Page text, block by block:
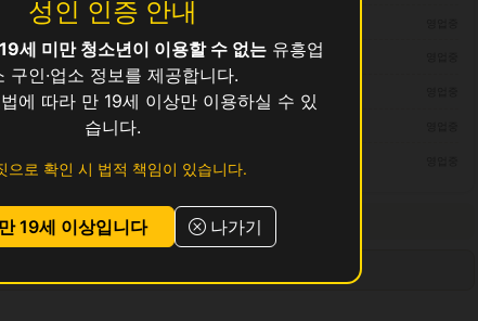
성인 인증 안내
19세 미만 청소년이 이용할 수 없는 유흥업
구인·업소 정보를 제공합니다.
에 따라 만 19세 이상만 이용하실 수 있
습니다.
으로 확인 시 법적 책임이 있습니다.
만 19세 이상입니다 나가기
수 있습니다. 정보 제공 목적으로만 사용됩니다.